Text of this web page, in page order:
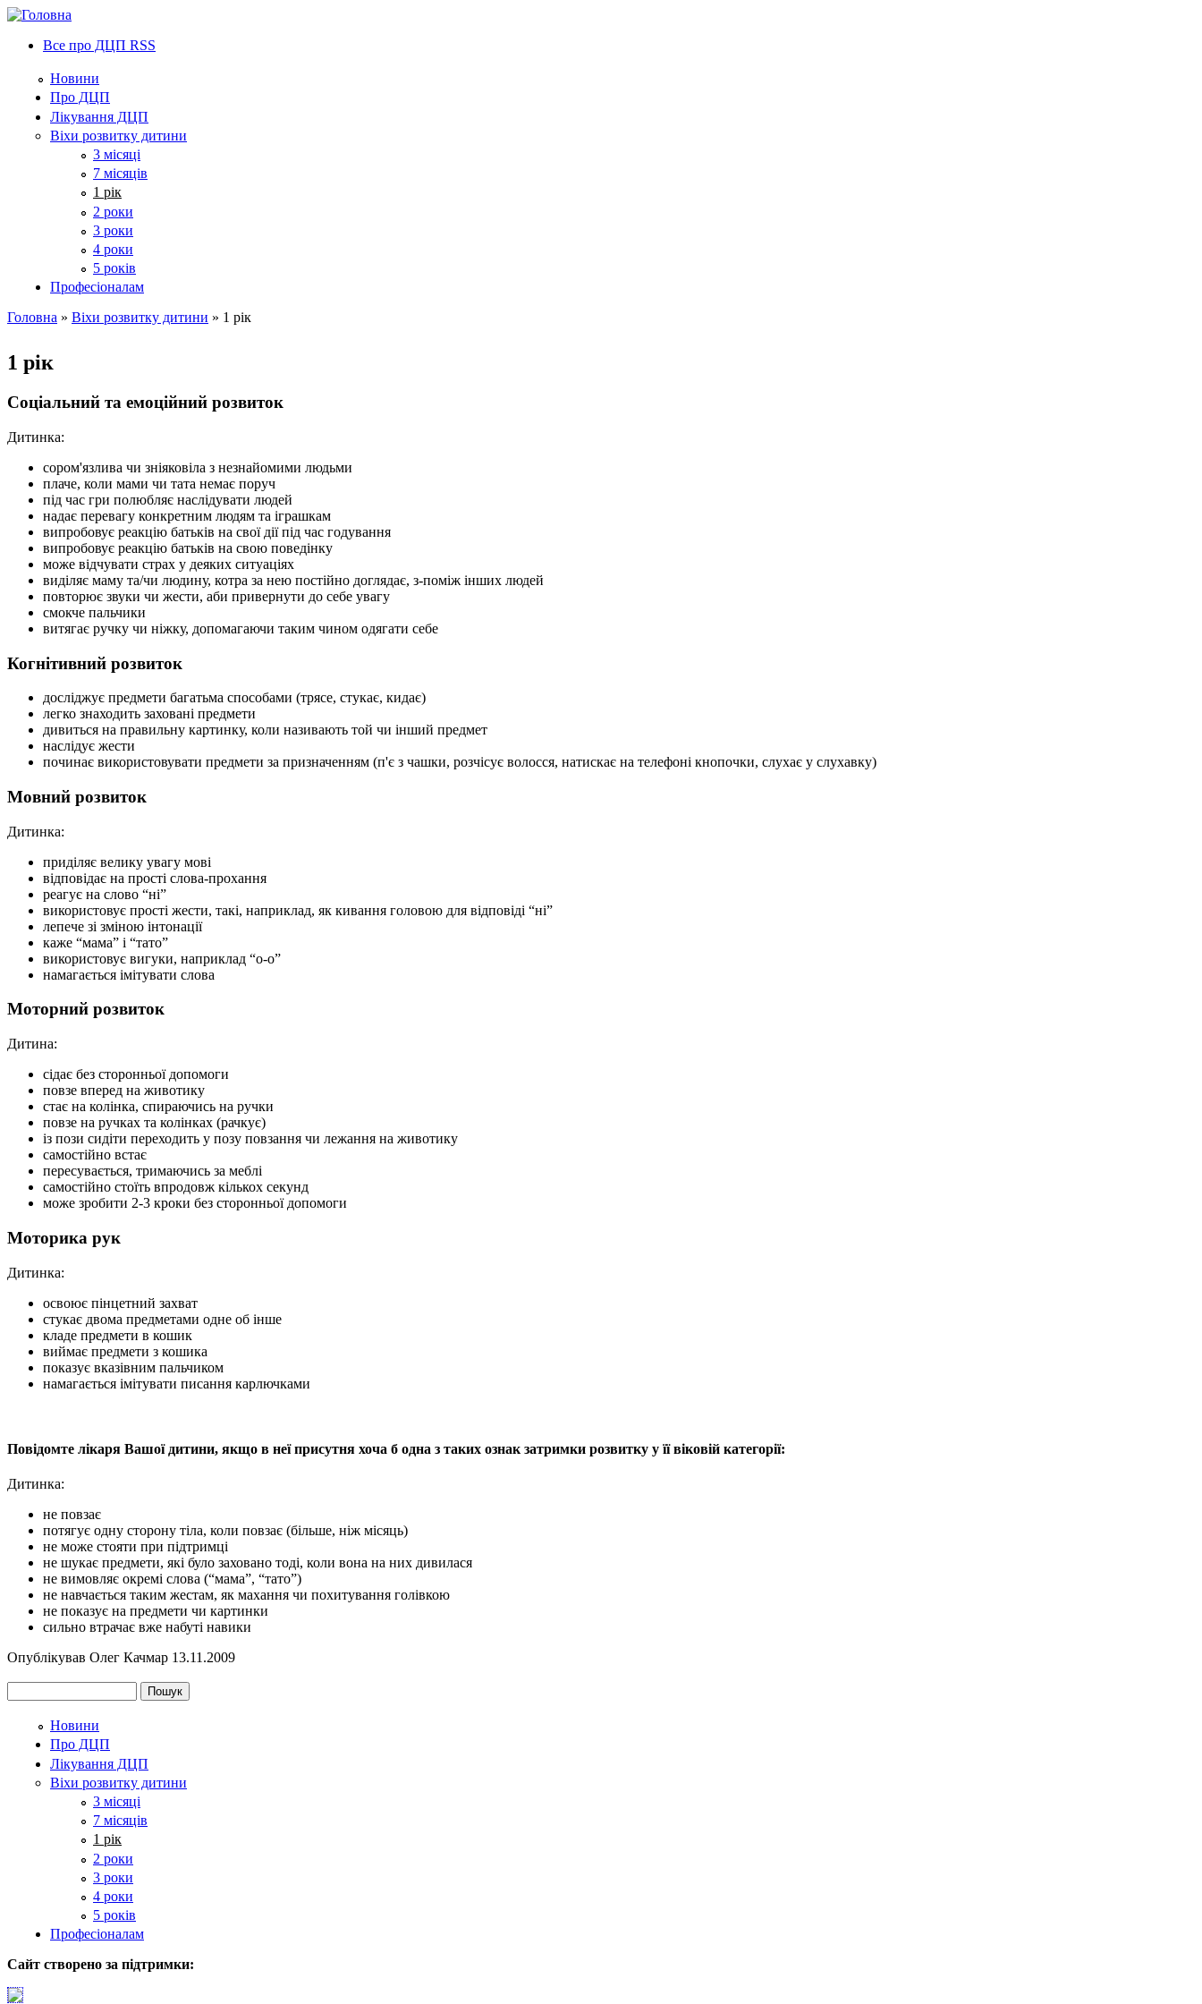
Все про ДЦП RSS
Новини
Про ДЦП
Лікування ДЦП
Віхи розвитку дитини
3 місяці
7 місяців
1 рік
2 роки
3 роки
4 роки
5 років
Професіоналам
Головна » Віхи розвитку дитини » 1 рік
1 рік
Соціальний та емоційний розвиток
Дитинка:
сором'язлива чи зніяковіла з незнайомими людьми
плаче, коли мами чи тата немає поруч
під час гри полюбляє наслідувати людей
надає перевагу конкретним людям та іграшкам
випробовує реакцію батьків на свої дії під час годування
випробовує реакцію батьків на свою поведінку
може відчувати страх у деяких ситуаціях
виділяє маму та/чи людину, котра за нею постійно доглядає, з-поміж інших людей
повторює звуки чи жести, аби привернути до себе увагу
смокче пальчики
витягає ручку чи ніжку, допомагаючи таким чином одягати себе
Когнітивний розвиток
досліджує предмети багатьма способами (трясе, стукає, кидає)
легко знаходить заховані предмети
дивиться на правильну картинку, коли називають той чи інший предмет
наслідує жести
починає використовувати предмети за призначенням (п'є з чашки, розчісує волосся, натискає на телефоні кнопочки, слухає у слухавку)
Мовний розвиток
Дитинка:
приділяє велику увагу мові
відповідає на прості слова-прохання
реагує на слово “ні”
використовує прості жести, такі, наприклад, як кивання головою для відповіді “ні”
лепече зі зміною інтонації
каже “мама” і “тато”
використовує вигуки, наприклад “о-о”
намагається імітувати слова
Моторний розвиток
Дитина:
сідає без сторонньої допомоги
повзе вперед на животику
стає на колінка, спираючись на ручки
повзе на ручках та колінках (рачкує)
із пози сидіти переходить у позу повзання чи лежання на животику
самостійно встає
пересувається, тримаючись за меблі
самостійно стоїть впродовж кількох секунд
може зробити 2-3 кроки без сторонньої допомоги
Моторика рук
Дитинка:
освоює пінцетний захват
стукає двома предметами одне об інше
кладе предмети в кошик
виймає предмети з кошика
показує вказівним пальчиком
намагається імітувати писання карлючками
Повідомте лікаря Вашої дитини, якщо в неї присутня хоча б одна з таких ознак затримки розвитку у її віковій категорії:
Дитинка:
не повзає
потягує одну сторону тіла, коли повзає (більше, ніж місяць)
не може стояти при підтримці
не шукає предмети, які було заховано тоді, коли вона на них дивилася
не вимовляє окремі слова (“мама”, “тато”)
не навчається таким жестам, як махання чи похитування голівкою
не показує на предмети чи картинки
сильно втрачає вже набуті навики
Опублікував Олег Качмар 13.11.2009
Новини
Про ДЦП
Лікування ДЦП
Віхи розвитку дитини
3 місяці
7 місяців
1 рік
2 роки
3 роки
4 роки
5 років
Професіоналам
Сайт створено за підтримки: